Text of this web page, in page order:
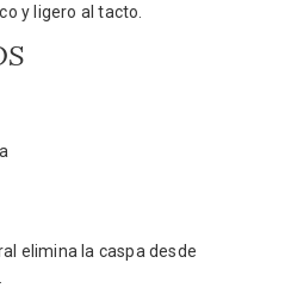
y ligero al tacto.
elimina la caspa desde